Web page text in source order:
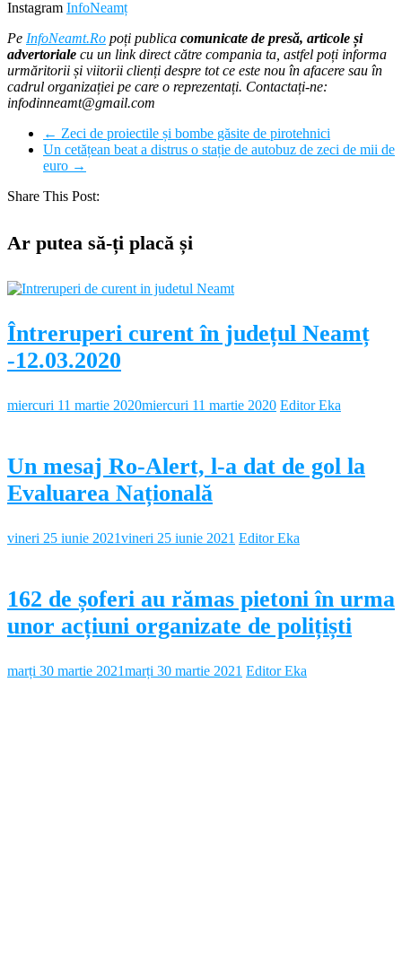
Instagram InfoNeamț
Pe InfoNeamt.Ro poți publica comunicate de presă, articole și
advertoriale cu un link direct către compania ta, astfel poți informa
urmăritorii și viitorii clienți despre tot ce este nou în afacere sau în
cadrul organizației pe care o reprezentați. Contactați-ne:
infodinneamt@gmail.com
← Zeci de proiectile și bombe găsite de pirotehnici
Un cetățean beat a distrus o stație de autobuz de zeci de mii de
euro →
Share This Post:
Ar putea să-ți placă și
Întreruperi curent în județul Neamț
-12.03.2020
miercuri 11 martie 2020miercuri 11 martie 2020 Editor Eka
Un mesaj Ro-Alert, l-a dat de gol la
Evaluarea Națională
vineri 25 iunie 2021vineri 25 iunie 2021 Editor Eka
162 de șoferi au rămas pietoni în urma
unor acțiuni organizate de polițiști
marți 30 martie 2021marți 30 martie 2021 Editor Eka